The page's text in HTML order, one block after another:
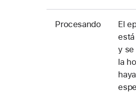
Procesando
El
y se
la